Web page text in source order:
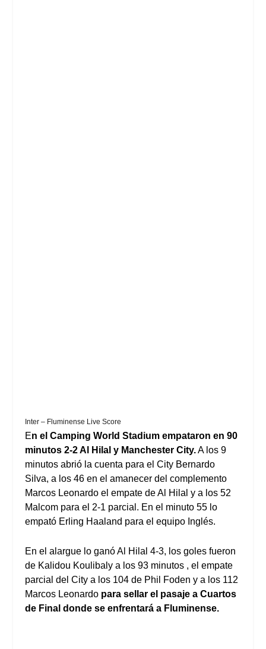
Inter – Fluminense Live Score
En el Camping World Stadium empataron en 90
minutos 2-2 Al Hilal y Manchester City.A los 9
minutos abrió la cuenta para el City Bernardo
Silva, a los 46 en el amanecer del complemento
Marcos Leonardo el empate de Al Hilal y a los 52
Malcom para el 2-1 parcial. En el minuto 55 lo
empató Erling Haaland para el equipo Inglés.
En el alargue lo ganó Al Hilal 4-3, los goles fueron
de Kalidou Koulibaly a los 93 minutos , el empate
parcial del City a los 104 de Phil Foden y a los 112
Marcos Leonardo para sellar el pasaje a Cuartos
de Final donde se enfrentará a Fluminense.